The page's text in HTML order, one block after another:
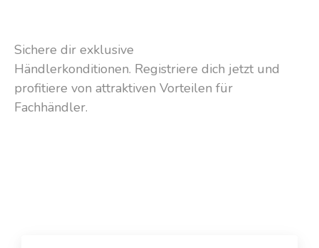
Sichere dir exklusive
Händlerkonditionen. Registriere dich jetzt und
profitiere von attraktiven Vorteilen für
Fachhändler.